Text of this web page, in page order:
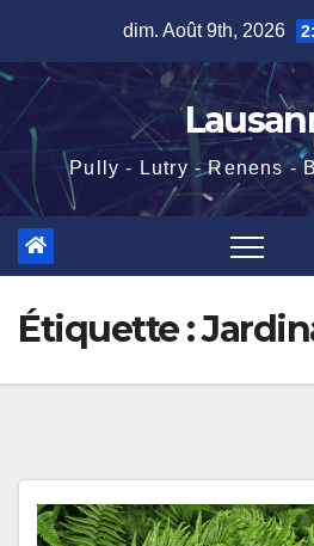
content
dim. Août 9th, 2026
Pully - Lutry - Renens -
Étiquette :